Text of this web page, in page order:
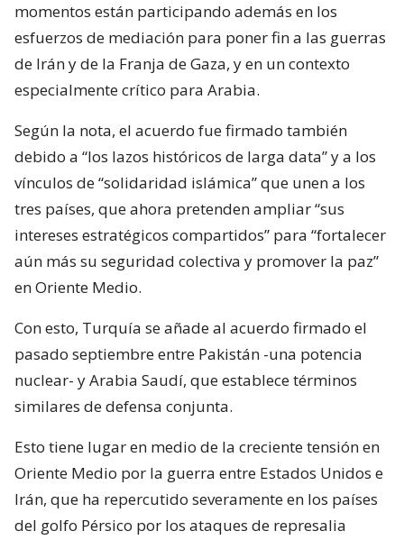
momentos están participando además en los
esfuerzos de mediación para poner fin a las guerras
de Irán y de la Franja de Gaza, y en un contexto
especialmente crítico para Arabia.
Según la nota, el acuerdo fue firmado también
debido a “los lazos históricos de larga data” y a los
vínculos de “solidaridad islámica” que unen a los
tres países, que ahora pretenden ampliar “sus
intereses estratégicos compartidos” para “fortalecer
aún más su seguridad colectiva y promover la paz”
en Oriente Medio.
Con esto, Turquía se añade al acuerdo firmado el
pasado septiembre entre Pakistán -una potencia
nuclear- y Arabia Saudí, que establece términos
similares de defensa conjunta.
Esto tiene lugar en medio de la creciente tensión en
Oriente Medio por la guerra entre Estados Unidos e
Irán, que ha repercutido severamente en los países
del golfo Pérsico por los ataques de represalia